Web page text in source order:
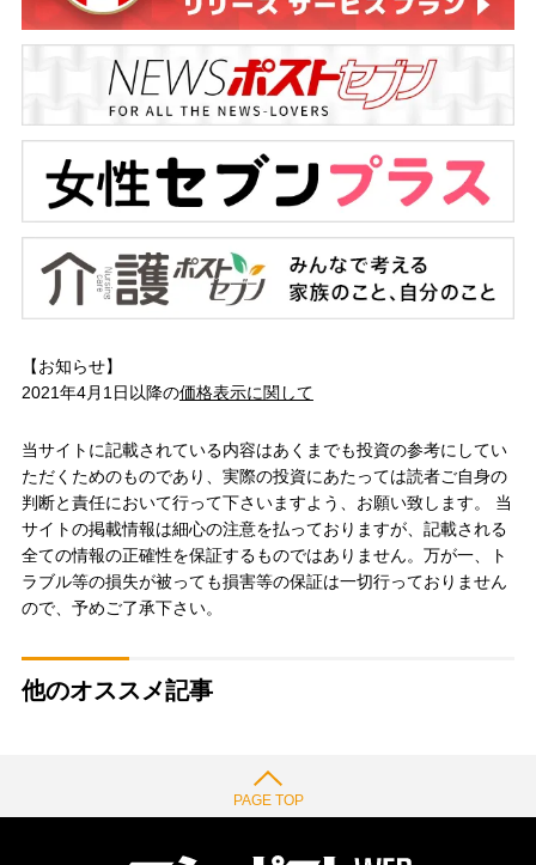
【お知らせ】
2021年4月1日以降の価格表示に関して
当サイトに記載されている内容はあくまでも投資の参考にしてい
ただくためのものであり、実際の投資にあたっては読者ご自身の
判断と責任において行って下さいますよう、お願い致します。 当
サイトの掲載情報は細心の注意を払っておりますが、記載される
全ての情報の正確性を保証するものではありません。万が一、ト
ラブル等の損失が被っても損害等の保証は一切行っておりません
ので、予めご了承下さい。
他のオススメ記事
PAGE TOP